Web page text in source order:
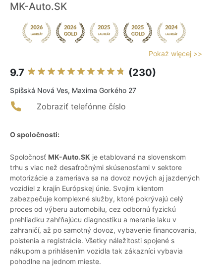
MK-Auto.SK
Pokaż więcej >>
9.7 (230)
Spišská Nová Ves, Maxima Gorkého 27
Zobraziť telefónne číslo
O spoločnosti:
Spoločnosť MK-Auto.SK je etablovaná na slovenskom
trhu s viac než desaťročnými skúsenosťami v sektore
motorizácie a zameriava sa na dovoz nových aj jazdených
vozidiel z krajín Európskej únie. Svojim klientom
zabezpečuje komplexné služby, ktoré pokrývajú celý
proces od výberu automobilu, cez odbornú fyzickú
prehliadku zahŕňajúcu diagnostiku a meranie laku v
zahraničí, až po samotný dovoz, vybavenie financovania,
poistenia a registrácie. Všetky náležitosti spojené s
nákupom a prihlásením vozidla tak zákazníci vybavia
pohodlne na jednom mieste.